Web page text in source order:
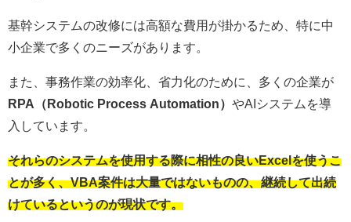
基幹システムの改修には高額な費用が掛かるため、特に中
小企業で多くのニーズがあります。
また、事務作業の効率化、省力化のために、多くの企業が
RPA（Robotic Process Automation） やAI システムを導
入しています。
それらのシステムを使用する際に相性の良いExcelを使うこ
とが多く、VBA案件は大量ではないものの、継続して出続
けているというのが現状です。